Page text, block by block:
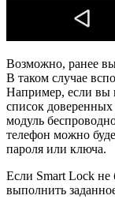
Возможно, ранее
В таком случае
Например, если вы
список
модуль
телефон можно
пароля или ключа.
Если Smart Lock не
выполнить